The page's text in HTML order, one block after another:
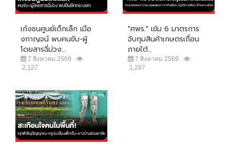
เก๋งชนศูนย์เด็กเล็ก เมือ
งกาญจน์ พบคนขับ-ผู้
โดยสารฉี่ม่วง...
7 สิงหาคม 2569
2,127
"ศพร." เข้ม 6 มาตรการ
จับกุมสินค้าเกษตรเถื่อน
ภายใต้...
7 สิงหาคม 2569
1,287